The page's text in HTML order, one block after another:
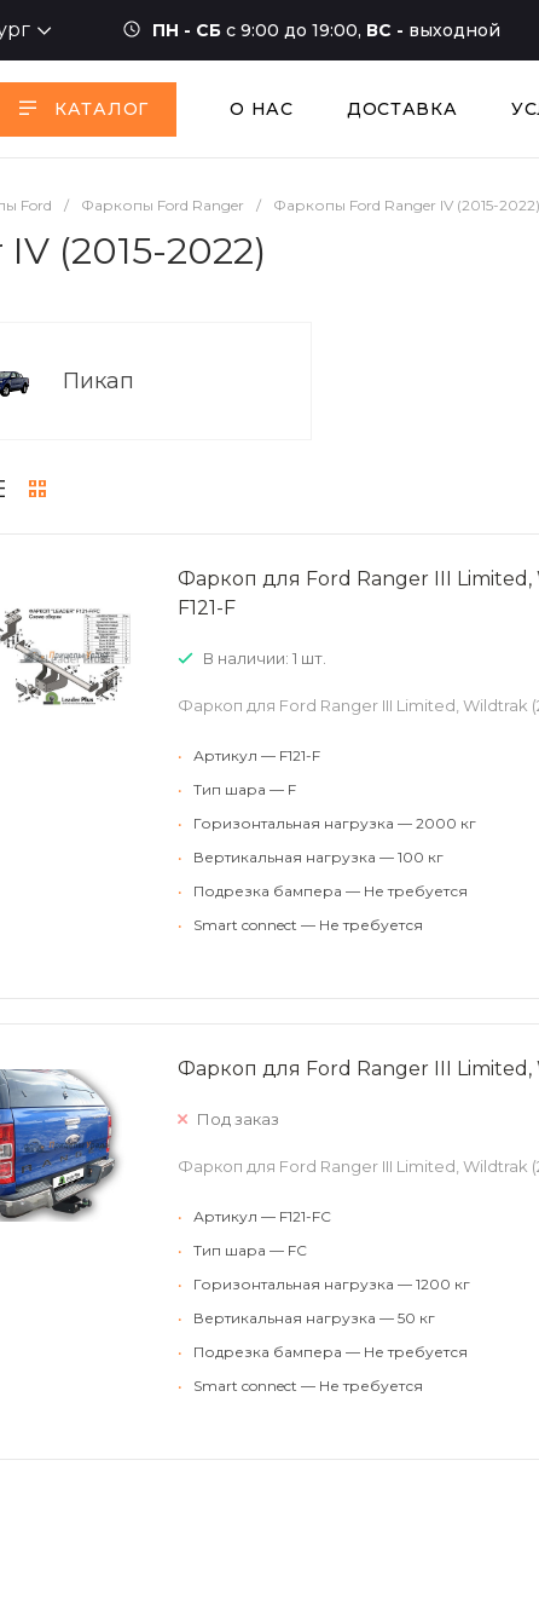
ПН - СБ с 9:00 до 19:00, ВС - выходной
КАТАЛОГ О НАС ДОСТАВКА
Ford / Фаркопы Ford Ranger / Фаркопы Ford Ranger IV (2015-2022)
(2015-2022)
Пикап
Фаркоп для Ford Ranger III
F121-F
В наличии: 1 шт.
Фаркоп для Ford Ranger III Limited, Wildtrak
•
Артикул — F121-F
•
Тип шара — F
•
Горизонтальная нагрузка — 2000 кг
•
Вертикальная нагрузка — 100 кг
•
Подрезка бампера — Не требуется
•
Smart connect — Не требуется
Фаркоп для Ford Ranger III Limited,
Под заказ
Фаркоп для Ford Ranger III Limited, Wildtrak
•
Артикул — F121-FC
•
Тип шара — FC
•
Горизонтальная нагрузка — 1200 кг
•
Вертикальная нагрузка — 50 кг
•
Подрезка бампера — Не требуется
•
Smart connect — Не требуется